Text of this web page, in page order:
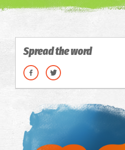
Spread the word